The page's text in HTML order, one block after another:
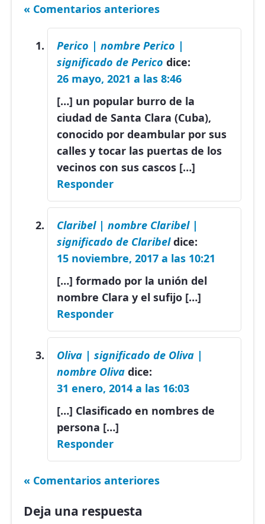
« Comentarios anteriores
Perico | nombre Perico |
significado de Perico dice:
26 mayo, 2021 a las 8:46
[…] un popular burro de la
ciudad de Santa Clara (Cuba),
conocido por deambular por sus
calles y tocar las puertas de los
vecinos con sus cascos […]
Responder
Claribel | nombre Claribel |
significado de Claribel dice:
15 noviembre, 2017 a las 10:21
[…] formado por la unión del
nombre Clara y el sufijo […]
Responder
Oliva | significado de Oliva |
nombre Oliva dice:
31 enero, 2014 a las 16:03
[…] Clasificado en nombres de
persona […]
Responder
« Comentarios anteriores
Deja una respuesta